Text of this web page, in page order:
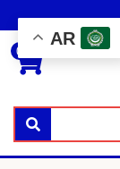
بحث
0
AR